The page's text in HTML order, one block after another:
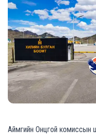
Аймгийн Онцгой комиссын